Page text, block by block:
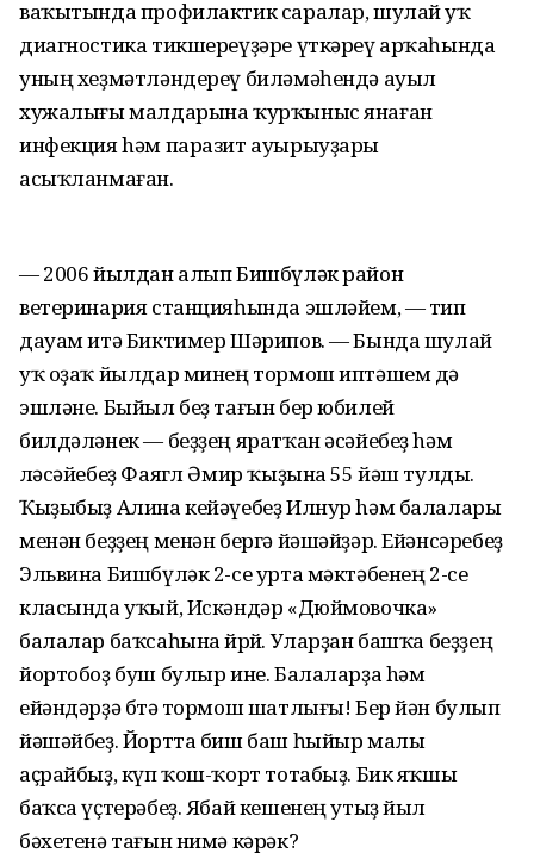
ваҡытында профилактик саралар, шулай уҡ
диагностика тикшереүҙәре үткәреү арҡаһында
уның хеҙмәтләндереү биләмәһендә ауыл
хужалығы малдарына ҡурҡыныс янаған
инфекция hәм паразит ауырыуҙары
асыҡланмаған.
— 2006 йылдан алып Бишбүләк район
ветеринария станцияһында эшләйем, — тип
дауам итә Биктимер Шәрипов. — Бында шулай
уҡ оҙаҡ йылдар минең тормош иптәшем дә
эшләне. Быйыл беҙ тағын бер юбилей
билдәләнек — беҙҙең яратҡан әсәйебеҙ hәм
өләсәйебеҙ Фаягөл Әмир ҡыҙына 55 йәш тулды.
Ҡыҙыбыҙ Алина кейәүебеҙ Илнур hәм балалары
менән беҙҙең менән бергә йәшәйҙәр. Ейәнсәребеҙ
Эльвина Бишбүләк 2-се урта мәктәбенең 2-се
класында уҡый, Искәндәр «Дюймовочка»
балалар баҡсаһына йөрөй. Уларҙан башҡа беҙҙең
йортобоҙ буш булыр ине. Балаларҙа hәм
ейәндәрҙә бөтә тормош шатлығы! Бер йән булып
йәшәйбеҙ. Йортта биш баш һыйыр малы
аҫрайбыҙ, күп ҡош-ҡорт тотабыҙ. Бик яҡшы
баҡса үҫтерәбеҙ. Ябай кешенең утыҙ йыл
бәхетенә тағын нимә кәрәк?